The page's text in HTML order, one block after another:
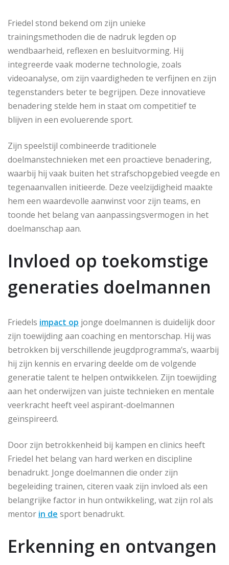
Friedel stond bekend om zijn unieke
trainingsmethoden die de nadruk legden op
wendbaarheid, reflexen en besluitvorming. Hij
integreerde vaak moderne technologie, zoals
videoanalyse, om zijn vaardigheden te verfijnen en zijn
tegenstanders beter te begrijpen. Deze innovatieve
benadering stelde hem in staat om competitief te
blijven in een evoluerende sport.
Zijn speelstijl combineerde traditionele
doelmanstechnieken met een proactieve benadering,
waarbij hij vaak buiten het strafschopgebied veegde en
tegenaanvallen initieerde. Deze veelzijdigheid maakte
hem een waardevolle aanwinst voor zijn teams, en
toonde het belang van aanpassingsvermogen in het
doelmanschap aan.
Invloed op toekomstige
generaties doelmannen
Friedels impact op jonge doelmannen is duidelijk door
zijn toewijding aan coaching en mentorschap. Hij was
betrokken bij verschillende jeugdprogramma’s, waarbij
hij zijn kennis en ervaring deelde om de volgende
generatie talent te helpen ontwikkelen. Zijn toewijding
aan het onderwijzen van juiste technieken en mentale
veerkracht heeft veel aspirant-doelmannen
geïnspireerd.
Door zijn betrokkenheid bij kampen en clinics heeft
Friedel het belang van hard werken en discipline
benadrukt. Jonge doelmannen die onder zijn
begeleiding trainen, citeren vaak zijn invloed als een
belangrijke factor in hun ontwikkeling, wat zijn rol als
mentor in de sport benadrukt.
Erkenning en ontvangen